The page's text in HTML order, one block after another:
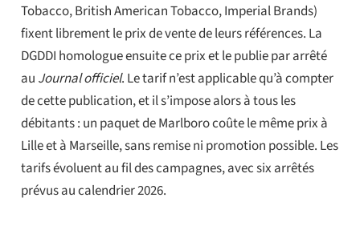
Tobacco, British American Tobacco, Imperial Brands)
fixent librement le prix de vente de leurs références. La
DGDDI homologue ensuite ce prix et le publie par arrêté
au Journal officiel. Le tarif n’est applicable qu’à compter
de cette publication, et il s’impose alors à tous les
débitants : un paquet de Marlboro coûte le même prix à
Lille et à Marseille, sans remise ni promotion possible. Les
tarifs évoluent au fil des campagnes, avec six arrêtés
prévus au calendrier 2026.